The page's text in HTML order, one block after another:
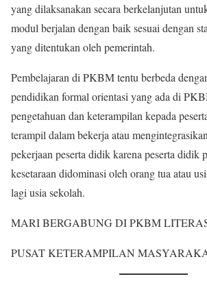
yang dilaksanakan secara berkelanjutan
modul berjalan dengan baik sesuai dengan
yang ditentukan oleh pemerintah.
Pembelajaran di PKBM tentu berbeda
pendidikan formal orientasi yang ada di
pengetahuan dan keterampilan kepada
terampil dalam bekerja atau
pekerjaan peserta didik karena peserta didik
kesetaraan didominasi oleh orang tua atau
lagi usia sekolah.
MARI BERGABUNG DI PKBM
PUSAT KETERAMPILAN